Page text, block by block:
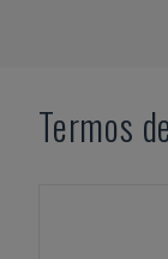
Termos